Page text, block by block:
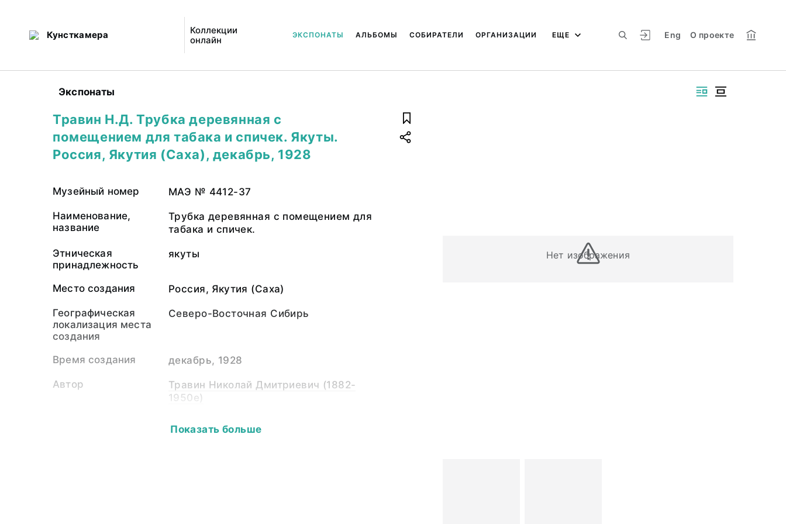
Кунсткамера
Коллекции
онлайн
Eng О проекте
ЭКСПОНАТЫ АЛЬБОМЫ СОБИРАТЕЛИ ОРГАНИЗАЦИИ ЕЩЕ
Экспонаты
Нет изображения
Травин Н.Д. Трубка деревянная с
помещением для табака и спичек. Якуты.
Россия, Якутия (Саха), декабрь, 1928
Музейный номер МАЭ № 4412-37
Наименование,
название
Трубка деревянная с помещением для
табака и спичек.
Этническая
принадлежность
якуты
Место создания Россия, Якутия (Саха)
Географическая
локализация места
создания
Северо-Восточная Сибирь
Время создания декабрь, 1928
Автор
Травин Николай Дмитриевич (1882-
1950е)
Этнографический Верхоянский отряд
Академии наук
Показать больше